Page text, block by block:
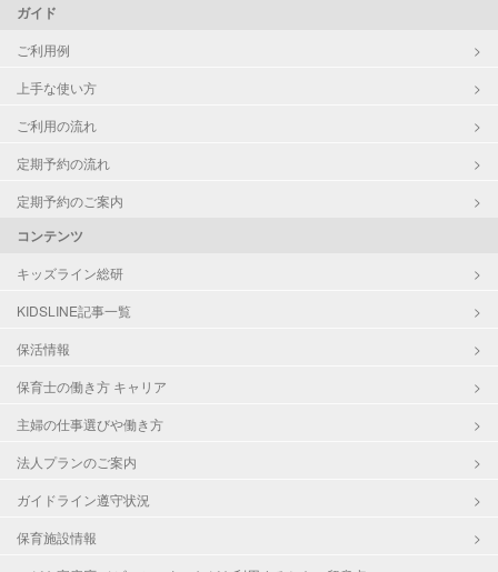
ガイド
ご利用例
上手な使い方
ご利用の流れ
定期予約の流れ
定期予約のご案内
コンテンツ
キッズライン総研
KIDSLINE記事一覧
保活情報
保育士の働き方 キャリア
主婦の仕事選びや働き方
法人プランのご案内
ガイドライン遵守状況
保育施設情報